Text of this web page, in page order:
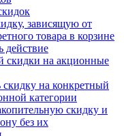
зависящую от
товара в корзине
действие
скидки на акционные
скидку на конкретный
категории
скидку и
без их